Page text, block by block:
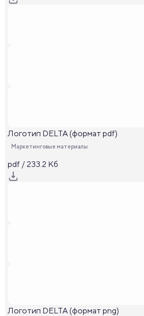
Логотип DELTA (формат pdf)
Маркетинговые материалы
pdf / 233.2 Кб
Логотип DELTA (формат png)